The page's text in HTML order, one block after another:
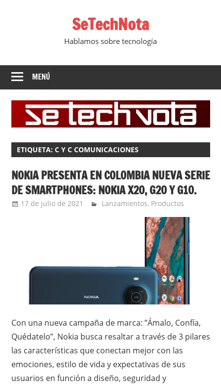
SeTechNota
Hablamos sobre tecnología
MENÚ
ETIQUETA: C Y C COMUNICACIONES
NOKIA PRESENTA EN COLOMBIA NUEVA SERIE
DE SMARTPHONES: NOKIA X20, G20 Y G10.
17 de julio de 2021 Ernesto Herrera
Lanzamientos, Productos
Con una nueva campaña de marca: ”Ámalo, Confía,
Quédatelo”, Nokia busca resaltar a través de 3 pilares
las características que conectan mejor con las
emociones, estilo de vida y expectativas de sus
usuarios en función a diseño, seguridad y